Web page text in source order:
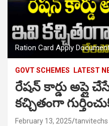
Ration Card Apply
GOVT SCHEMES LATEST
రేషన్ కార్డు అప్లై
కచ్చితంగా
February 13, 2025 tanvitechs